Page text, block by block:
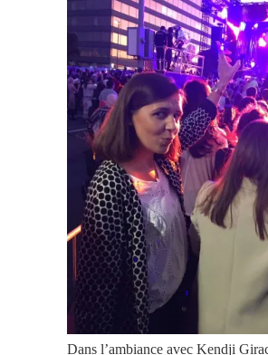
Dans l’ambiance avec Kendji